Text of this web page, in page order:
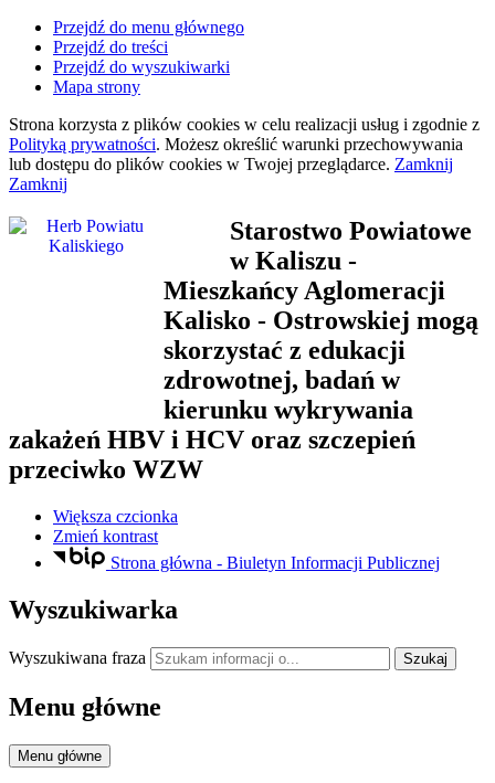
Przejdź do menu głównego
Przejdź do treści
Przejdź do wyszukiwarki
Mapa strony
Strona korzysta z plików cookies w celu realizacji usług i zgodnie z
Polityką prywatności. Możesz określić warunki przechowywania
lub dostępu do plików cookies w Twojej przeglądarce. Zamknij
Zamknij
Starostwo Powiatowe
w Kaliszu -
Mieszkańcy Aglomeracji
Kalisko - Ostrowskiej mogą
skorzystać z edukacji
zdrowotnej, badań w
kierunku wykrywania
zakażeń HBV i HCV oraz szczepień
przeciwko WZW
Większa czcionka
Zmień kontrast
Strona główna - Biuletyn Informacji Publicznej
Wyszukiwarka
Wyszukiwana fraza Szukaj
Menu główne
Menu główne